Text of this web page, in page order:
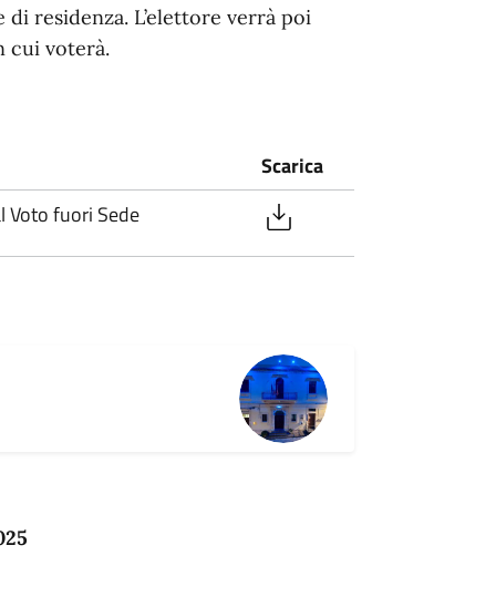
residenza. L’elettore verrà poi
cui voterà.
Scarica
Voto fuori Sede